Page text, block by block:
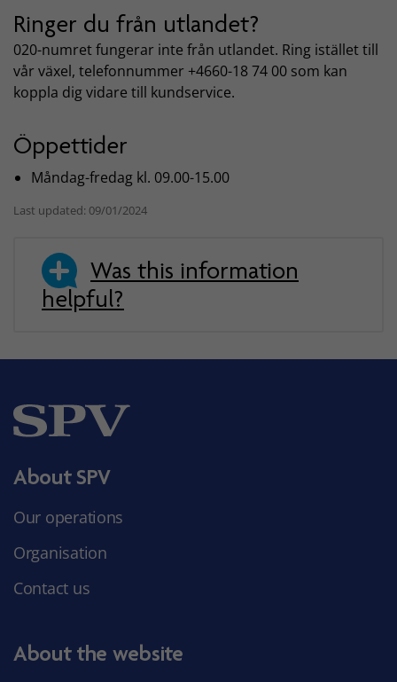
Ringer du från utlandet?
020-numret fungerar inte från utlandet. Ring istället till
vår växel, telefonnummer +4660-18 74 00 som kan
koppla dig vidare till kundservice.
Öppettider
Måndag-fredag kl. 09.00-15.00
Last updated: 09/01/2024
Was this information
helpful?
About SPV
Our operations
Organisation
Contact us
About the website